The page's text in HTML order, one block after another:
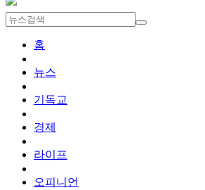
홈
뉴스
기독교
경제
라이프
오피니언